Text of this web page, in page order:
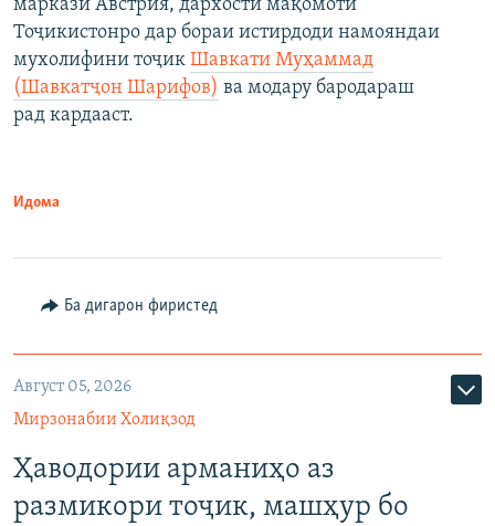
маркази Австрия, дархости мақомоти
Тоҷикистонро дар бораи истирдоди намояндаи
мухолифини тоҷик Шавкати Муҳаммад
(Шавкатҷон Шарифов) ва модару бародараш
рад кардааст.
Идома
Ба дигарон фиристед
Август 05, 2026
Мирзонабии Холиқзод
Ҳаводории арманиҳо аз
размикори тоҷик, машҳур бо